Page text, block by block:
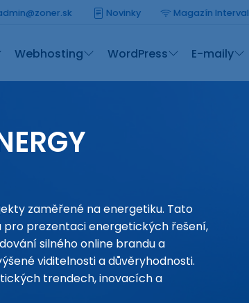
Novinky Magazín Interval
Webhosting WordPress E-maily
zaměřené na energetiku. Tato
prezentaci energetických řešení,
silného online brandu a
viditelnosti a důvěryhodnosti.
trendech, inovacích a